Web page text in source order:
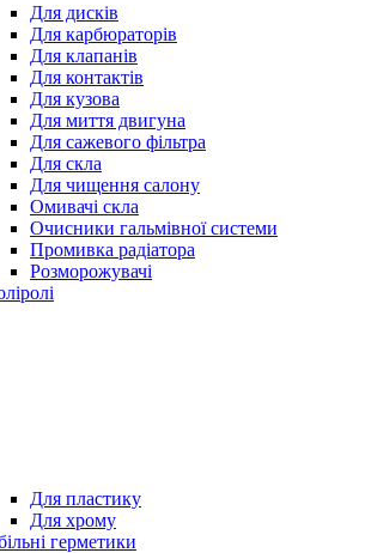
Для дисків
Для карбюраторів
Для клапанів
Для контактів
Для кузова
Для миття двигуна
Для сажевого фільтра
Для скла
Для чищення салону
Омивачі скла
Очисники гальмівної системи
Промивка радіатора
Розморожувачі
Для пластику
Для хрому
герметики